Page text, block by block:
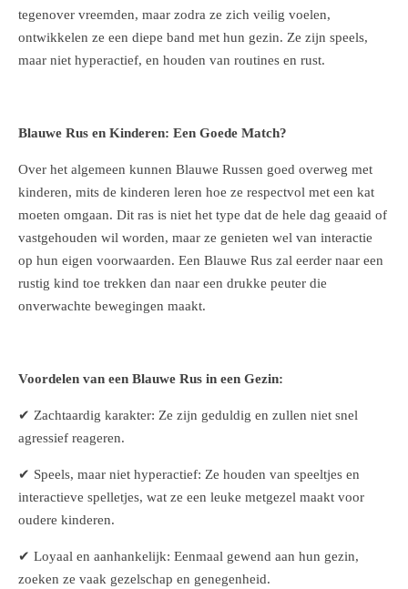
tegenover vreemden, maar zodra ze zich veilig voelen,
ontwikkelen ze een diepe band met hun gezin. Ze zijn speels,
maar niet hyperactief, en houden van routines en rust.
Blauwe Rus en Kinderen: Een Goede Match?
Over het algemeen kunnen Blauwe Russen goed overweg met
kinderen, mits de kinderen leren hoe ze respectvol met een kat
moeten omgaan. Dit ras is niet het type dat de hele dag geaaid of
vastgehouden wil worden, maar ze genieten wel van interactie
op hun eigen voorwaarden. Een Blauwe Rus zal eerder naar een
rustig kind toe trekken dan naar een drukke peuter die
onverwachte bewegingen maakt.
Voordelen van een Blauwe Rus in een Gezin:
✔ Zachtaardig karakter: Ze zijn geduldig en zullen niet snel
agressief reageren.
✔ Speels, maar niet hyperactief: Ze houden van speeltjes en
interactieve spelletjes, wat ze een leuke metgezel maakt voor
oudere kinderen.
✔ Loyaal en aanhankelijk: Eenmaal gewend aan hun gezin,
zoeken ze vaak gezelschap en genegenheid.